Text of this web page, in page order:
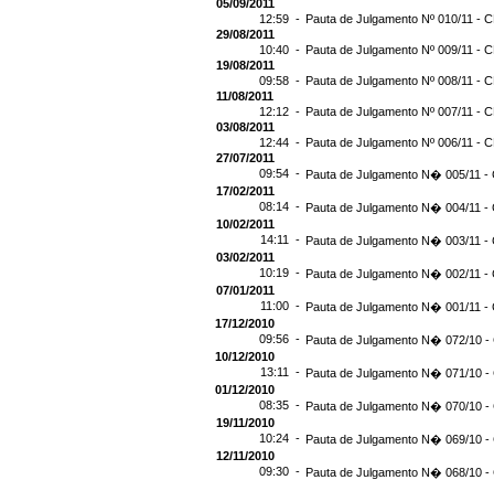
05/09/2011
12:59 - Pauta de Julgamento Nº 010/11 -
29/08/2011
10:40 - Pauta de Julgamento Nº 009/11 -
19/08/2011
09:58 - Pauta de Julgamento Nº 008/11 -
11/08/2011
12:12 - Pauta de Julgamento Nº 007/11 -
03/08/2011
12:44 - Pauta de Julgamento Nº 006/11 -
27/07/2011
09:54 - Pauta de Julgamento N� 005/11 -
17/02/2011
08:14 - Pauta de Julgamento N� 004/11 -
10/02/2011
14:11 - Pauta de Julgamento N� 003/11 -
03/02/2011
10:19 - Pauta de Julgamento N� 002/11 -
07/01/2011
11:00 - Pauta de Julgamento N� 001/11 -
17/12/2010
09:56 - Pauta de Julgamento N� 072/10 -
10/12/2010
13:11 - Pauta de Julgamento N� 071/10 -
01/12/2010
08:35 - Pauta de Julgamento N� 070/10 -
19/11/2010
10:24 - Pauta de Julgamento N� 069/10 -
12/11/2010
09:30 - Pauta de Julgamento N� 068/10 -